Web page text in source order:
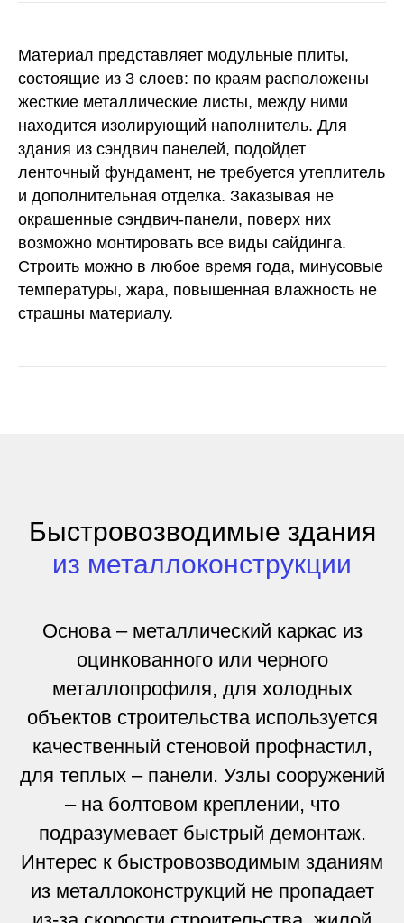
Материал представляет модульные плиты,
состоящие из 3 слоев: по краям расположены
жесткие металлические листы, между ними
находится изолирующий наполнитель. Для
здания из сэндвич панелей, подойдет
ленточный фундамент, не требуется утеплитель
и дополнительная отделка. Заказывая не
окрашенные сэндвич-панели, поверх них
возможно монтировать все виды сайдинга.
Строить можно в любое время года, минусовые
температуры, жара, повышенная влажность не
страшны материалу.
Быстровозводимые здания
из металлоконструкции
Основа – металлический каркас из
оцинкованного или черного
металлопрофиля, для холодных
объектов строительства используется
качественный стеновой профнастил,
для теплых – панели. Узлы сооружений
– на болтовом креплении, что
подразумевает быстрый демонтаж.
Интерес к быстровозводимым зданиям
из металлоконструкций не пропадает